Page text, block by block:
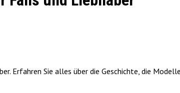
Erfahren Sie alles über die Geschichte, die